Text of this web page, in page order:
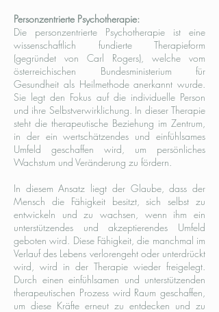
Personzentrierte Psychotherapie:
Die personzentrierte Psychotherapie ist eine
wissenschaftlich fundierte Therapieform
(gegründet von Carl Rogers), welche vom
österreichischen Bundesministerium für
Gesundheit als Heilmethode anerkannt wurde.
Sie legt den Fokus auf die individuelle Person
und ihre Selbstverwirklichung. In dieser Therapie
steht die therapeutische Beziehung im Zentrum,
in der ein wertschätzendes und einfühlsames
Umfeld geschaffen wird, um persönliches
Wachstum und Veränderung zu fördern.
In diesem Ansatz liegt der Glaube, dass der
Mensch die Fähigkeit besitzt, sich selbst zu
entwickeln und zu wachsen, wenn ihm ein
unterstützendes und akzeptierendes Umfeld
geboten wird. Diese Fähigkeit, die manchmal im
Verlauf des Lebens verlorengeht oder unterdrückt
wird, wird in der Therapie wieder freigelegt.
Durch einen einfühlsamen und unterstützenden
therapeutischen Prozess wird Raum geschaffen,
um diese Kräfte erneut zu entdecken und zu